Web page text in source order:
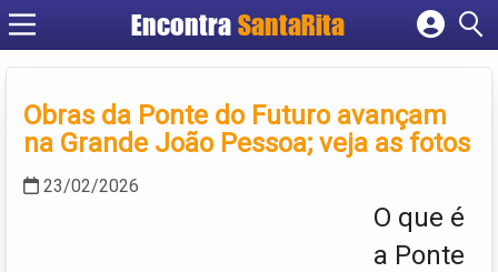
EncontraSantaRita
Cadastrar empresa
Criar conta
Obras da Ponte do Futuro avançam
na Grande João Pessoa; veja as fotos
23/02/2026
O que é
a Ponte